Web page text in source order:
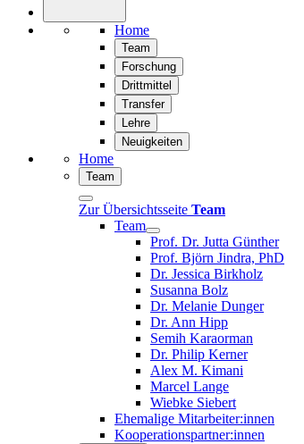
Home
Team
Forschung
Drittmittel
Transfer
Lehre
Neuigkeiten
Home
Team
Zur Übersichtsseite Team
Team
Prof. Dr. Jutta Günther
Prof. Björn Jindra, PhD
Dr. Jessica Birkholz
Susanna Bolz
Dr. Melanie Dunger
Dr. Ann Hipp
Semih Karaorman
Dr. Philip Kerner
Alex M. Kimani
Marcel Lange
Wiebke Siebert
Ehemalige Mitarbeiter:innen
Kooperationspartner:innen